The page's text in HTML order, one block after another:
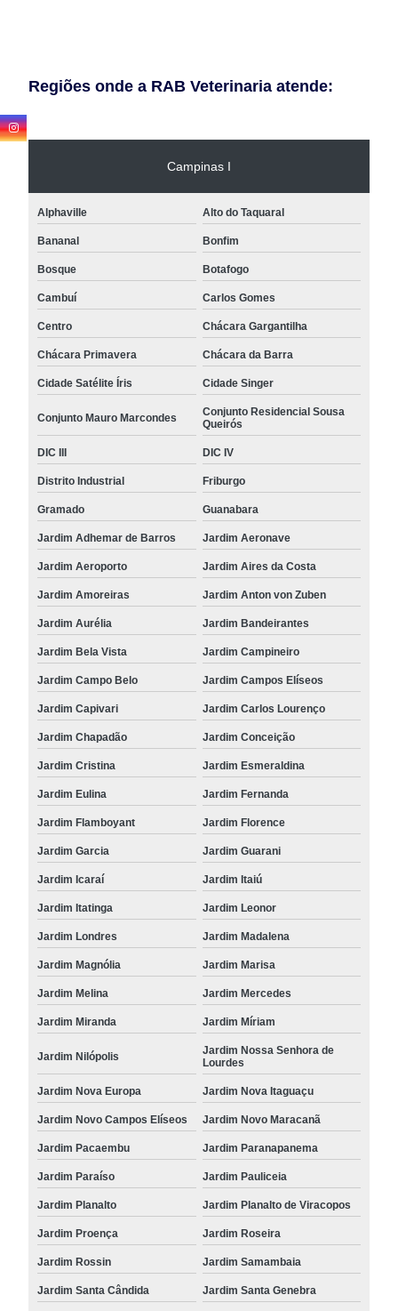
Regiões onde a RAB Veterinaria atende:
Campinas I
Alphaville Alto do Taquaral
Bananal Bonfim
Bosque Botafogo
Cambuí Carlos Gomes
Centro Chácara Gargantilha
Chácara Primavera Chácara da Barra
Cidade Satélite Íris Cidade Singer
Conjunto Mauro Marcondes
Conjunto Residencial Sousa
Queirós
DIC III DIC IV
Distrito Industrial Friburgo
Gramado Guanabara
Jardim Adhemar de Barros Jardim Aeronave
Jardim Aeroporto Jardim Aires da Costa
Jardim Amoreiras Jardim Anton von Zuben
Jardim Aurélia Jardim Bandeirantes
Jardim Bela Vista Jardim Campineiro
Jardim Campo Belo Jardim Campos Elíseos
Jardim Capivari Jardim Carlos Lourenço
Jardim Chapadão Jardim Conceição
Jardim Cristina Jardim Esmeraldina
Jardim Eulina Jardim Fernanda
Jardim Flamboyant Jardim Florence
Jardim Garcia Jardim Guarani
Jardim Icaraí Jardim Itaiú
Jardim Itatinga Jardim Leonor
Jardim Londres Jardim Madalena
Jardim Magnólia Jardim Marisa
Jardim Melina Jardim Mercedes
Jardim Miranda Jardim Míriam
Jardim Nilópolis
Jardim Nossa Senhora de
Lourdes
Jardim Nova Europa Jardim Nova Itaguaçu
Jardim Novo Campos Elíseos Jardim Novo Maracanã
Jardim Pacaembu Jardim Paranapanema
Jardim Paraíso Jardim Pauliceia
Jardim Planalto Jardim Planalto de Viracopos
Jardim Proença Jardim Roseira
Jardim Rossin Jardim Samambaia
Jardim Santa Cândida Jardim Santa Genebra